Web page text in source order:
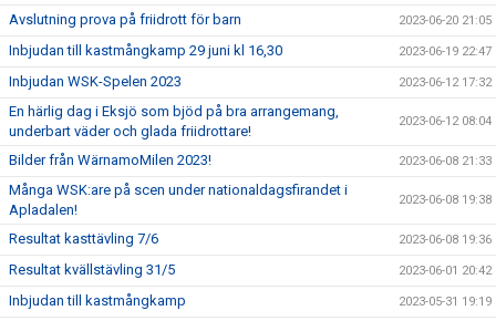
Avslutning prova på friidrott för barn 2023-06-20 21:05
Inbjudan till kastmångkamp 29 juni kl 16,30 2023-06-19 22:47
Inbjudan WSK-Spelen 2023 2023-06-12 17:32
En härlig dag i Eksjö som bjöd på bra arrangemang,
underbart väder och glada friidrottare!
2023-06-12 08:04
Bilder från WärnamoMilen 2023! 2023-06-08 21:33
Många WSK:are på scen under nationaldagsfirandet i
Apladalen!
2023-06-08 19:38
Resultat kasttävling 7/6 2023-06-08 19:36
Resultat kvällstävling 31/5 2023-06-01 20:42
Inbjudan till kastmångkamp 2023-05-31 19:19